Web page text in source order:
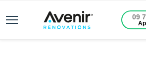
09